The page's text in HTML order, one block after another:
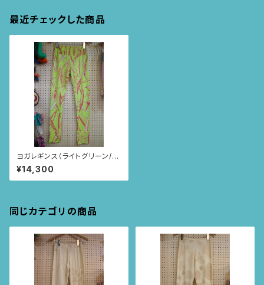
最近チェックした商品
ヨガレギンス（ライトグリーン/ユ
ーカリ柄)
¥14,300
同じカテゴリの商品